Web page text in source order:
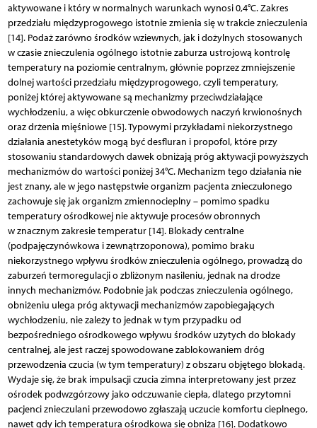
aktywowane i który w normalnych warunkach wynosi 0,4°C. Zakres
przedziału międzyprogowego istotnie zmienia się w trakcie znieczulenia
[14]. Podaż zarówno środków wziewnych, jak i dożylnych stosowanych
w czasie znieczulenia ogólnego istotnie zaburza ustrojową kontrolę
temperatury na poziomie centralnym, głównie poprzez zmniejszenie
dolnej wartości przedziału międzyprogowego, czyli temperatury,
poniżej której aktywowane są mechanizmy przeciwdziałające
wychłodzeniu, a więc obkurczenie obwodowych naczyń krwionośnych
oraz drżenia mięśniowe [15]. Typowymi przykładami niekorzystnego
działania anestetyków mogą być desfluran i propofol, które przy
stosowaniu standardowych dawek obniżają próg aktywacji powyższych
mechanizmów do wartości poniżej 34°C. Mechanizm tego działania nie
jest znany, ale w jego następstwie organizm pacjenta znieczulonego
zachowuje się jak organizm zmiennocieplny – pomimo spadku
temperatury ośrodkowej nie aktywuje procesów obronnych
w znacznym zakresie temperatur [14]. Blokady centralne
(podpajęczynówkowa i zewnątrzoponowa), pomimo braku
niekorzystnego wpływu środków znieczulenia ogólnego, prowadzą do
zaburzeń termoregulacji o zbliżonym nasileniu, jednak na drodze
innych mechanizmów. Podobnie jak podczas znieczulenia ogólnego,
obniżeniu ulega próg aktywacji mechanizmów zapobiegających
wychłodzeniu, nie zależy to jednak w tym przypadku od
bezpośredniego ośrodkowego wpływu środków użytych do blokady
centralnej, ale jest raczej spowodowane zablokowaniem dróg
przewodzenia czucia (w tym temperatury) z obszaru objętego blokadą.
Wydaje się, że brak impulsacji czucia zimna interpretowany jest przez
ośrodek podwzgórzowy jako odczuwanie ciepła, dlatego przytomni
pacjenci znieczulani przewodowo zgłaszają uczucie komfortu cieplnego,
nawet gdy ich temperatura ośrodkowa się obniża [16]. Dodatkowo